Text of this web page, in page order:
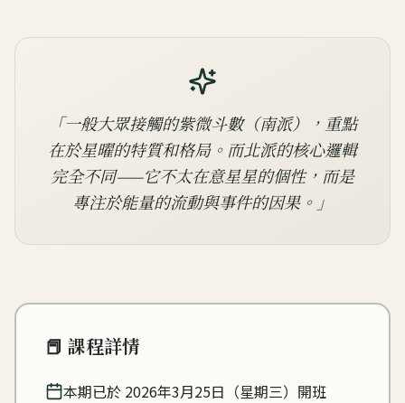
「一般大眾接觸的紫微斗數（南派），重點
在於星曜的特質和格局。而北派的核心邏輯
完全不同——它不太在意星星的個性，而是
專注於能量的流動與事件的因果。」
📕 課程詳情
本期已於 2026年3月25日（星期三）開班